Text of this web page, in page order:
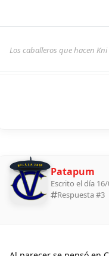
Los caballeros que hacen Kni
BOLILLA 2026 Patapum
Escrito el día
Respuesta #3